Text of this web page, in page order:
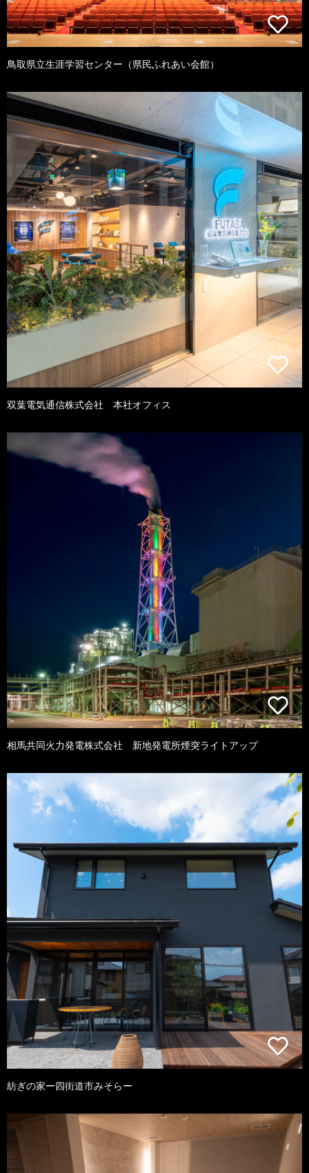
鳥取県立生涯学習センター（県民ふれあい会館）
双葉電気通信株式会社 本社オフィス
相馬共同火力発電株式会社 新地発電所煙突ライトアップ
紡ぎの家ー四街道市みそらー